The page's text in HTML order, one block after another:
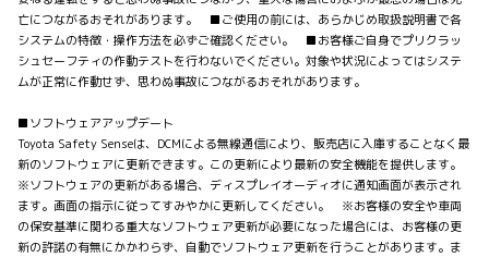
亡につながるおそれがあります。 ■ご使用の前には、あらかじめ取扱説明書で各
システムの特徴・操作方法を必ずご確認ください。 ■お客様ご自身でプリクラッ
シュセーフティの作動テストを行わないでください。対象や状況によってはシステ
ムが正常に作動せず、思わぬ事故につながるおそれがあります。
■ソフトウェアアップデート
Toyota Safety Senseは、DCMによる無線通信により、販売店に入庫することなく最
新のソフトウェアに更新できます。この更新により最新の安全機能を提供します。
※ソフトウェアの更新がある場合、ディスプレイオーディオに通知画面が表示され
ます。画面の指示に従ってすみやかに更新してください。 ※お客様の安全や車両
の保安基準に関わる重大なソフトウェア更新が必要になった場合には、お客様の更
新の許諾の有無にかかわらず、自動でソフトウェア更新を行うことがあります。ま